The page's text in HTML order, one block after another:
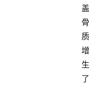
盖
骨
质
增
生
了